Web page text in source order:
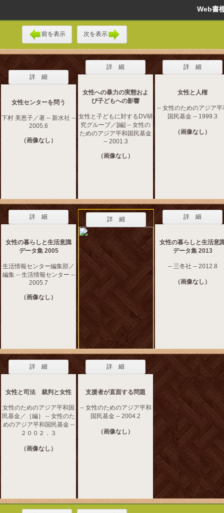
Web
前を表示 次を表示
詳 細
女性センターを問う
下村 美恵子／著 -- 新水社 --
2005.6
（画像なし）
詳 細
女性への暴力の実態およ
び子どもへの影響
女性と子どもに対するDV研
究グループ／[編] -- 女性の
ためのアジア平和国民基金
-- 2001.3
（画像なし）
詳 細
女性と人権
-- 女性のためのアジア平
国民基金 -- 1999.3
（画像なし）
詳 細
女性の暮らしと生活意識
データ集 2005
生活情報センター編集部／
編集 -- 生活情報センター --
2005.7
（画像なし）
詳 細 詳 細
女性の暮らしと生活意
データ集 2013
-- 三冬社 -- 2012.8
（画像なし）
詳 細
女性と司法 裁判と女性
女性のためのアジア平和国
民基金／［編］ -- 女性のた
めのアジア平和国民基金 --
２００２．３
（画像なし）
詳 細
支援者が直面する問題
-- 女性のためのアジア平和
国民基金 -- 2004.2
（画像なし）